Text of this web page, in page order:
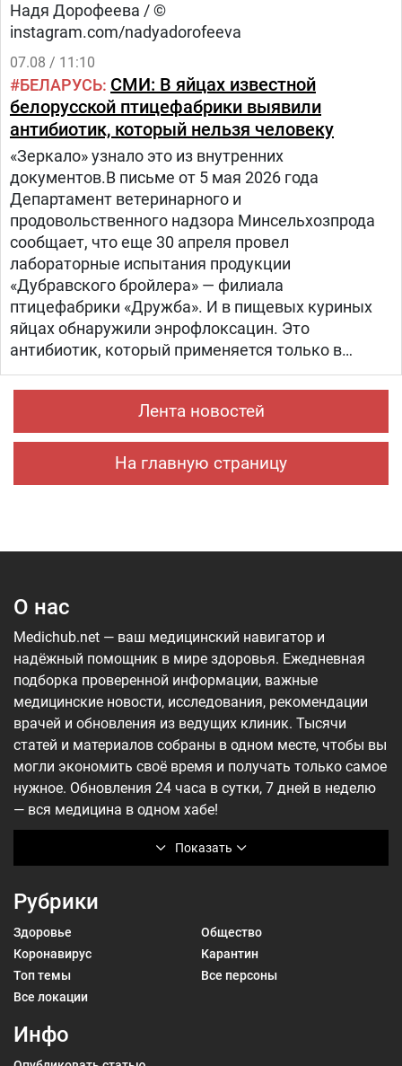
Надя Дорофеева / ©
instagram.com/nadyadorofeeva
07.08 / 11:10
БЕЛАРУСЬ СМИ: В яйцах известной
белорусской птицефабрики выявили
антибиотик, который нельзя человеку
«Зеркало» узнало это из внутренних
документов.В письме от 5 мая 2026 года
Департамент ветеринарного и
продовольственного надзора Минсельхозпрода
сообщает, что еще 30 апреля провел
лабораторные испытания продукции
«Дубравского бройлера» — филиала
птицефабрики «Дружба». И в пищевых куриных
яйцах обнаружили энрофлоксацин. Это
антибиотик, который применяется только в
ветеринарии для лечения сельскохозяйственных,
домашних животных и птиц.
Лента новостей
На главную страницу
О нас
Показать
Medichub.net — ваш медицинский навигатор и
надёжный помощник в мире здоровья. Ежедневная
подборка проверенной информации, важные
медицинские новости, исследования, рекомендации
врачей и обновления из ведущих клиник. Тысячи
статей и материалов собраны в одном месте, чтобы вы
могли экономить своё время и получать только самое
нужное. Обновления 24 часа в сутки, 7 дней в неделю
— вся медицина в одном хабе!
Рубрики
Здоровье
Общество
Коронавирус
Карантин
Топ темы
Все персоны
Все локации
Инфо